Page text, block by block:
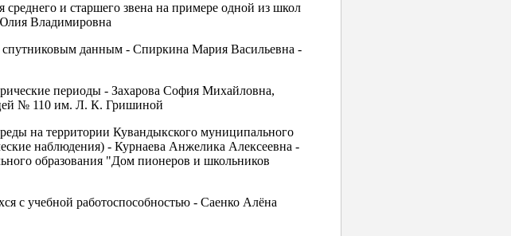
и старшего звена на примере одной из школ
Владимировна
данным - Спиркина Мария Васильевна -
периоды - Захарова София Михайловна,
№ 110 им. Л. К. Гришиной
на территории Кувандыкского муниципального
наблюдения) - Курнаева Анжелика Алексеевна -
образования "Дом пионеров и школьников
с учебной работоспособностью - Саенко Алёна